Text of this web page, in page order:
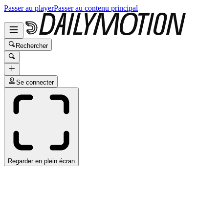
Passer au playerPasser au contenu principal
Rechercher
Se connecter
Regarder en plein écran